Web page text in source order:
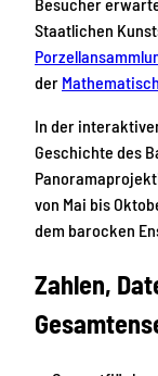
Staatlichen
der
In der
Geschichte des
von Mai bis
dem barocken
Zahlen,